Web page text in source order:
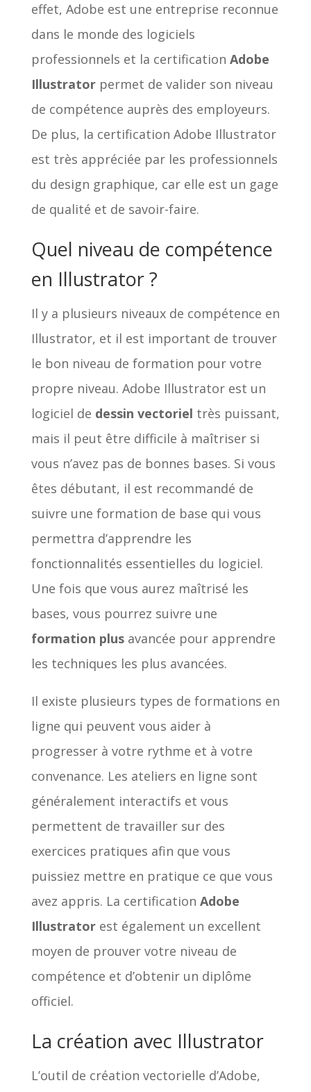
effet, Adobe est une entreprise reconnue
dans le monde des logiciels
professionnels et la certification Adobe
Illustratorpermet de valider son niveau
de compétence auprès des employeurs.
De plus, la certification Adobe Illustrator
est très appréciée par les professionnels
du design graphique, car elle est un gage
de qualité et de savoir-faire.
Quel niveau de compétence
en Illustrator ?
Il y a plusieurs niveaux de compétence en
Illustrator, et il est important de trouver
le bon niveau de formation pour votre
propre niveau. Adobe Illustrator est un
logiciel de dessin vectoriel très puissant,
mais il peut être difficile à maîtriser si
vous n’avez pas de bonnes bases. Si vous
êtes débutant, il est recommandé de
suivre une formation de base qui vous
permettra d’apprendre les
fonctionnalités essentielles du logiciel.
Une fois que vous aurez maîtrisé les
bases, vous pourrez suivre une
formation plusavancée pour apprendre
les techniques les plus avancées.
Il existe plusieurs types de formations en
ligne qui peuvent vous aider à
progresser à votre rythme et à votre
convenance. Les ateliers en ligne sont
généralement interactifs et vous
permettent de travailler sur des
exercices pratiques afin que vous
puissiez mettre en pratique ce que vous
avez appris. La certification Adobe
Illustratorest également un excellent
moyen de prouver votre niveau de
compétence et d’obtenir un diplôme
officiel.
La création avec Illustrator
L’outil de création vectorielle d’Adobe,